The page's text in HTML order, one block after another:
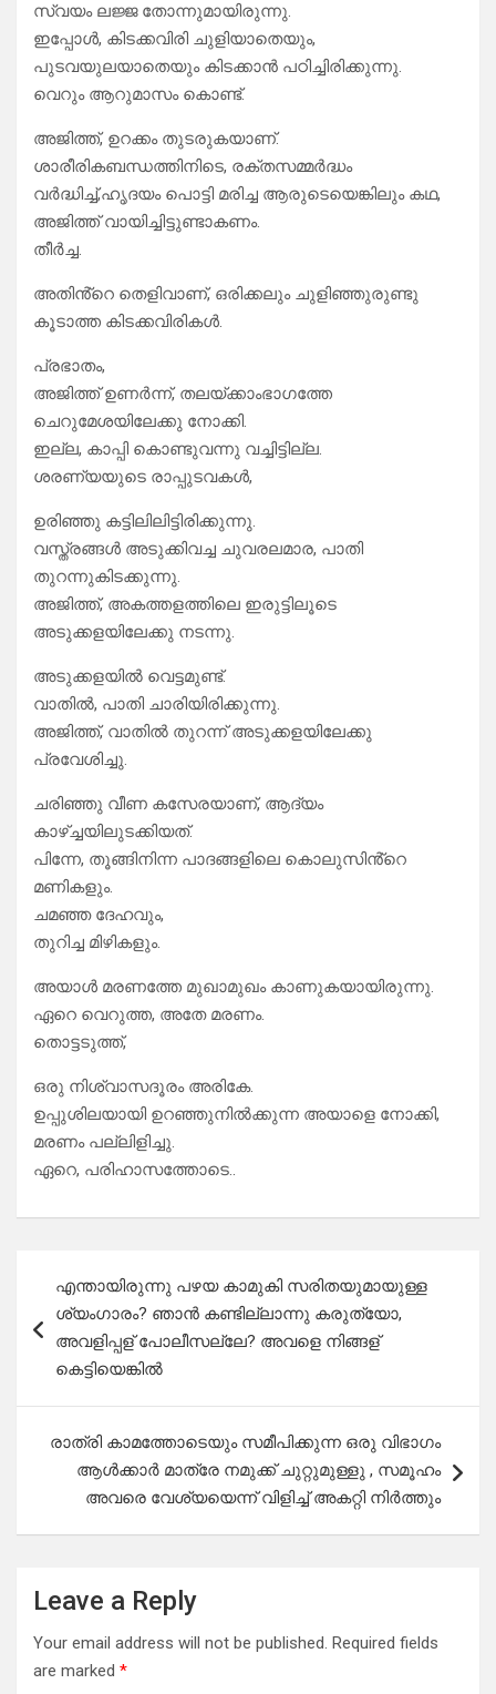
സ്വയം ലജ്ജ തോന്നുമായിരുന്നു.
ഇപ്പോൾ, കിടക്കവിരി ചുളിയാതെയും,
പുടവയുലയാതെയും കിടക്കാൻ പഠിച്ചിരിക്കുന്നു.
വെറും ആറുമാസം കൊണ്ട്.
അജിത്ത്, ഉറക്കം തുടരുകയാണ്.
ശാരീരികബന്ധത്തിനിടെ, രക്തസമ്മർദ്ധം
വർദ്ധിച്ച്,ഹൃദയം പൊട്ടി മരിച്ച ആരുടെയെങ്കിലും കഥ,
അജിത്ത് വായിച്ചിട്ടുണ്ടാകണം.
തീർച്ച.
അതിൻ്റെ തെളിവാണ്, ഒരിക്കലും ചുളിഞ്ഞുരുണ്ടു
കൂടാത്ത കിടക്കവിരികൾ.
പ്രഭാതം,
അജിത്ത് ഉണർന്ന്, തലയ്ക്കാംഭാഗത്തേ
ചെറുമേശയിലേക്കു നോക്കി.
ഇല്ല, കാപ്പി കൊണ്ടുവന്നു വച്ചിട്ടില്ല.
ശരണ്യയുടെ രാപ്പുടവകൾ,
ഉരിഞ്ഞു കട്ടിലിലിട്ടിരിക്കുന്നു.
വസ്ത്രങ്ങൾ അടുക്കിവച്ച ചുവരലമാര, പാതി
തുറന്നുകിടക്കുന്നു.
അജിത്ത്, അകത്തളത്തിലെ ഇരുട്ടിലൂടെ
അടുക്കളയിലേക്കു നടന്നു.
അടുക്കളയിൽ വെട്ടമുണ്ട്.
വാതിൽ, പാതി ചാരിയിരിക്കുന്നു.
അജിത്ത്, വാതിൽ തുറന്ന് അടുക്കളയിലേക്കു
പ്രവേശിച്ചു.
ചരിഞ്ഞു വീണ കസേരയാണ്, ആദ്യം
കാഴ്ച്ചയിലുടക്കിയത്.
പിന്നേ, തൂങ്ങിനിന്ന പാദങ്ങളിലെ കൊലുസിൻ്റെ
മണികളും.
ചമഞ്ഞ ദേഹവും,
തുറിച്ച മിഴികളും.
അയാൾ മരണത്തേ മുഖാമുഖം കാണുകയായിരുന്നു.
ഏറെ വെറുത്ത, അതേ മരണം.
തൊട്ടടുത്ത്,
ഒരു നിശ്വാസദൂരം അരികേ.
ഉപ്പുശിലയായി ഉറഞ്ഞുനിൽക്കുന്ന അയാളെ നോക്കി,
മരണം പല്ലിളിച്ചു.
ഏറെ, പരിഹാസത്തോടെ..
navigation
എന്തായിരുന്നു പഴയ കാമുകി സരിതയുമായുള്ള
ശ്യംഗാരം? ഞാൻ കണ്ടില്ലാന്നു കരുത്യോ,
അവളിപ്പള് പോലീസല്ലേ? അവളെ നിങ്ങള്
കെട്ടിയെങ്കിൽ
രാത്രി കാമത്തോടെയും സമീപിക്കുന്ന ഒരു വിഭാഗം
ആൾക്കാർ മാത്രേ നമുക്ക് ചുറ്റുമുള്ളു , സമൂഹം
അവരെ വേശ്യയെന്ന് വിളിച്ച് അകറ്റി നിർത്തും
Leave a Reply
Your email address will not be published. Required fields
are marked *